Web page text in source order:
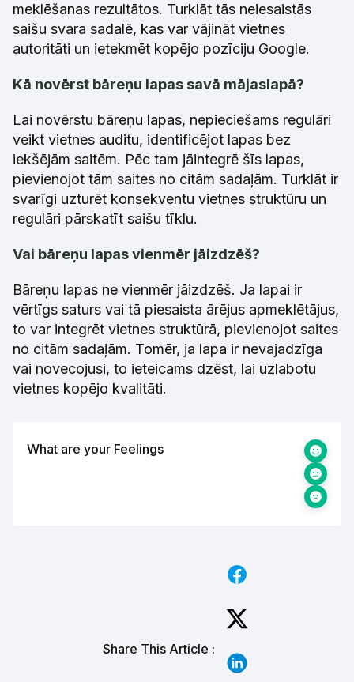
meklēšanas rezultātos. Turklāt tās neiesaistās
saišu svara sadalē, kas var vājināt vietnes
autoritāti un ietekmēt kopējo pozīciju Google.
Kā novērst bāreņu lapas savā mājaslapā?
Lai novērstu bāreņu lapas, nepieciešams regulāri
veikt vietnes auditu, identificējot lapas bez
iekšējām saitēm. Pēc tam jāintegrē šīs lapas,
pievienojot tām saites no citām sadaļām. Turklāt ir
svarīgi uzturēt konsekventu vietnes struktūru un
regulāri pārskatīt saišu tīklu.
Vai bāreņu lapas vienmēr jāizdzēš?
Bāreņu lapas ne vienmēr jāizdzēš. Ja lapai ir
vērtīgs saturs vai tā piesaista ārējus apmeklētājus,
to var integrēt vietnes struktūrā, pievienojot saites
no citām sadaļām. Tomēr, ja lapa ir nevajadzīga
vai novecojusi, to ieteicams dzēst, lai uzlabotu
vietnes kopējo kvalitāti.
What are your Feelings
Share This Article :